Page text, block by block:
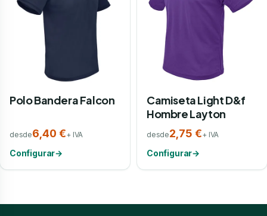
Polo Bandera Falcon
desde6,40 €+ IVA
Configurar→
Camiseta Light D&f
Hombre Layton
desde2,75 €+ IVA
Configurar→